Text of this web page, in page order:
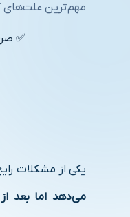
مهم‌ترین علت‌های
✅
یکی از مشکلات
می‌دهد اما بعد